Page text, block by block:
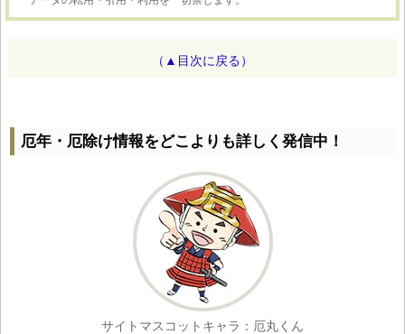
（▲目次に戻る）
厄年・厄除け情報をどこよりも詳しく発信中！
サイトマスコットキャラ：厄丸くん